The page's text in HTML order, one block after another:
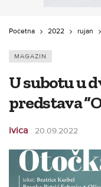
Početna 2022 rujan
MAGAZIN
U subotu u
predstava
ivica 20.09.2022